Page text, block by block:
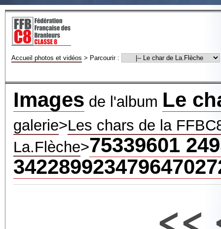
Accueil photos et vidéos > Parcourir :
Images de l'album Le
galerie>Les chars de la
La.Flèche>75339601